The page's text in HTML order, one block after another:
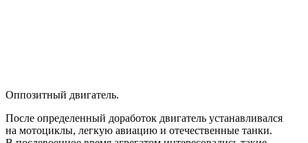
Оппозитный двигатель.
После определенный доработок двигатель устанавливался
на мотоциклы, легкую авиацию и отечественные танки.